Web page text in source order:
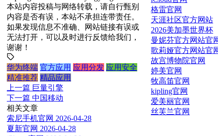
本站内容投稿与网络转载，请自行甄别
内容是否有误，本站不承担连带责任。
如果发现信息不准确、网站链接有误或
无法打开，可以及时进行反馈给我们，
谢谢！
华为终端 官方应用 应用分发 应用安全
精准推荐 精品应用
上一篇 巨量引擎
下一篇 中国移动
相关文章
索尼手机官网 2026-04-28
夏新官网 2026-04-28
格雷官网
天涯社区官方网站
2026美加墨世界杯
曼妮芬官方网站官
歌莉娅官方网站官
故宫博物院官网
婷美官网
牧高笛官网
kipling官网
爱美丽官网
丝芙兰官网